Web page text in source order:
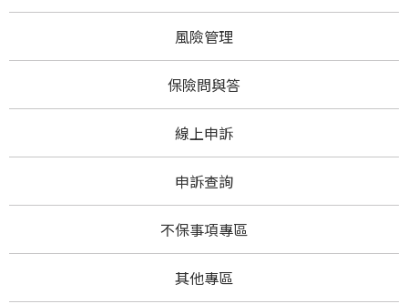
風險管理
保險問與答
線上申訴
申訴查詢
不保事項專區
其他專區